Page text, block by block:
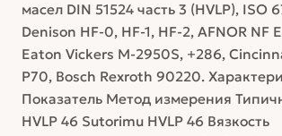
масел DIN 51524 часть 3 (HVLP), ISO
Denison HF-0, HF-1, HF-2, AFNOR NF
Eaton Vickers M-2950S, +286,
P70, Bosch Rexroth 90220.
Показатель Метод измерения
HVLP 46 Sutorimu HVLP 46 Вязкость